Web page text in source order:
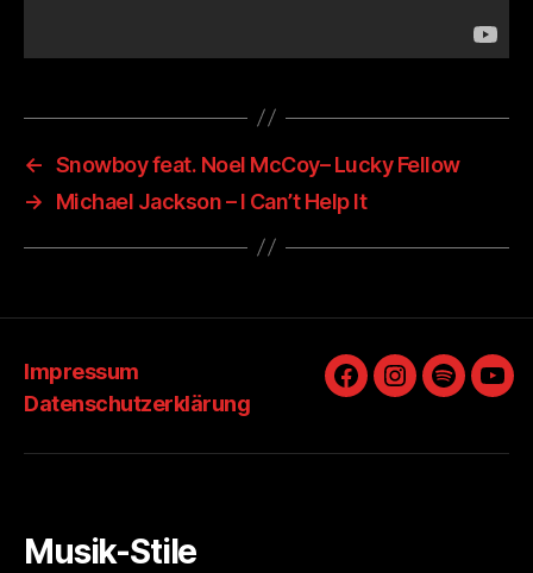
← Snowboy feat. Noel McCoy– Lucky Fellow
→
Michael Jackson – I Can’t Help It
Impressum
Datenschutzerklärung
FacebookInstagram
Spotify
Musik-Stile